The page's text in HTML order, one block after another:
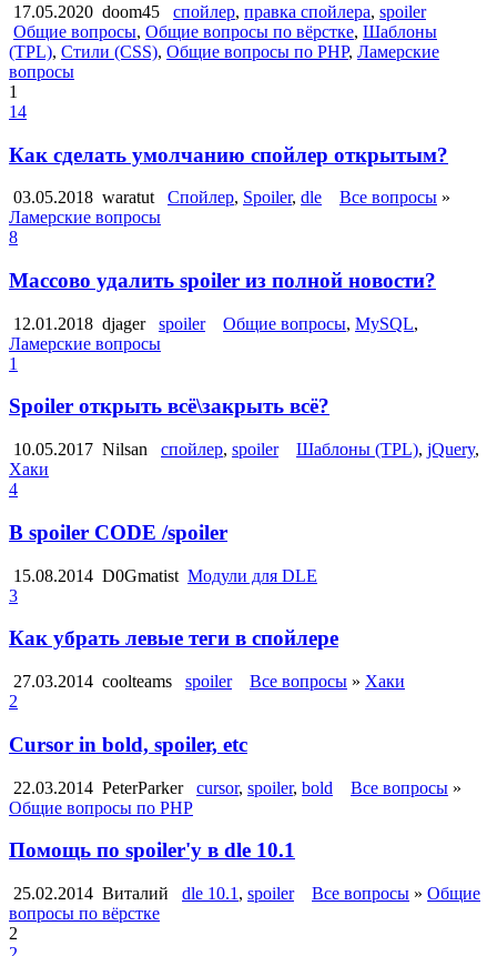
17.05.2020 doom45 спойлер, правка спойлера, spoiler
Общие вопросы, Общие вопросы по вёрстке, Шаблоны
(TPL), Стили (CSS), Общие вопросы по PHP, Ламерские
вопросы
1
14
Как сделать умолчанию спойлер открытым?
03.05.2018 waratut Спойлер, Spoiler, dle Все вопросы »
Ламерские вопросы
8
Массово удалить spoiler из полной новости?
12.01.2018 djager spoiler Общие вопросы, MySQL,
Ламерские вопросы
1
Spoiler открыть всё\закрыть всё?
10.05.2017 Nilsan спойлер, spoiler Шаблоны (TPL), jQuery,
Хаки
4
В spoiler CODE /spoiler
15.08.2014 D0Gmatist Модули для DLE
3
Как убрать левые теги в спойлере
27.03.2014 coolteams spoiler Все вопросы » Хаки
2
Cursor in bold, spoiler, etc
22.03.2014 PeterParker cursor, spoiler, bold Все вопросы »
Общие вопросы по PHP
Помощь по spoiler'у в dle 10.1
25.02.2014 Виталий dle 10.1 , spoiler Все вопросы » Общие
вопросы по вёрстке
2